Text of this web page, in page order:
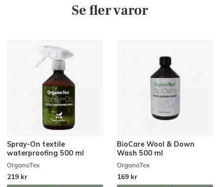
Se fler varor
Spray-On textile
waterproofing 500 ml
OrganoTex
219 kr
BioCare Wool & Down
Wash 500 ml
OrganoTex
169 kr